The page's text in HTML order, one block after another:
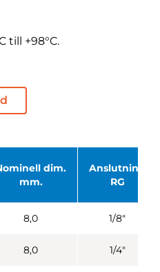
till +98°C.
dim.
mm.
Anslutning
RG
8,0 1/8"
8,0 1/4"